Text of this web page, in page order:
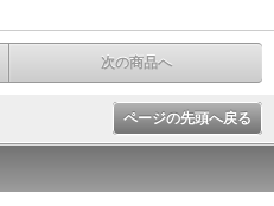
次の商品へ
ページの先頭へ戻る